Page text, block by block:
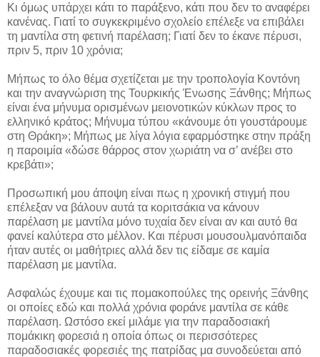
Κι όμως υπάρχει κάτι το παράξενο, κάτι που δεν το αναφέρει
κανένας. Γιατί το συγκεκριμένο σχολείο επέλεξε να επιβάλει
τη μαντίλα στη φετινή παρέλαση; Γιατί δεν το έκανε πέρυσι,
πριν 5, πριν 10 χρόνια;
Μήπως το όλο θέμα σχετίζεται με την τροπολογία Κοντόνη
και την αναγνώριση της Τουρκικής Ένωσης Ξάνθης; Μήπως
είναι ένα μήνυμα ορισμένων μειονοτικών κύκλων προς το
ελληνικό κράτος; Μήνυμα τύπου «κάνουμε ότι γουστάρουμε
στη Θράκη»; Μήπως με λίγα λόγια εφαρμόστηκε στην πράξη
η παροιμία «δώσε θάρρος στον χωριάτη να σ’ ανέβει στο
κρεβάτι»;
Προσωπική μου άποψη είναι πως η χρονική στιγμή που
επέλεξαν να βάλουν αυτά τα κοριτσάκια να κάνουν
παρέλαση με μαντίλα μόνο τυχαία δεν είναι αν και αυτό θα
φανεί καλύτερα στο μέλλον. Και πέρυσι μουσουλμανόπαιδα
ήταν αυτές οι μαθήτριες αλλά δεν τις είδαμε σε καμία
παρέλαση με μαντίλα.
Ασφαλώς έχουμε και τις πομακοπούλες της ορεινής Ξάνθης
οι οποίες εδώ και πολλά χρόνια φοράνε μαντίλα σε κάθε
παρέλαση. Ωστόσο εκεί μιλάμε για την παραδοσιακή
πομάκικη φορεσιά η οποία όπως οι περισσότερες
παραδοσιακές φορεσιές της πατρίδας μα συνοδεύεται από